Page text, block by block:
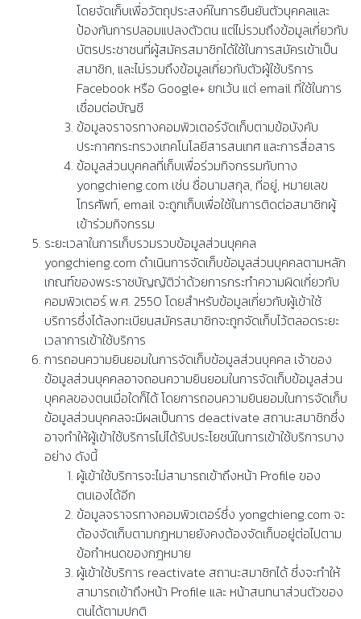
โดยจัดเก็บเพื่อวัตถุประสงค์ในการยืนยันตัวบุคคลและ
ป้องกันการปลอมแปลงตัวตน แต่ไม่รวมถึงข้อมูลเกี่ยวกับ
บัตรประชาชนที่ผู้สมัครสมาชิกได้ใช้ในการสมัครเข้าเป็น
สมาชิก, และไม่รวมถึงข้อมูลเกี่ยวกับตัวผู้ใช้บริการ
Facebook หรือ Google+ ยกเว้น แต่ email ที่ใช้ในการ
เชื่อมต่อบัญชี
ข้อมูลจราจรทางคอมพิวเตอร์จัดเก็บตามข้อบังคับ
ประกาศกระทรวงเทคโนโลยีสารสนเทศ และการสื่อสาร
ข้อมูลส่วนบุคคลที่เก็บเพื่อร่วมกิจกรรมกับทาง
yongchieng.com เช่น ชื่อนามสกุล, ที่อยู่, หมายเลข
โทรศัพท์, email จะถูกเก็บเพื่อใช้ในการติดต่อสมาชิกผู้
เข้าร่วมกิจกรรม
ระยะเวลาในการเก็บรวมรวบข้อมูลส่วนบุคคล
yongchieng.com ดำเนินการจัดเก็บข้อมูลส่วนบุคคลตามหลัก
เกณฑ์ของพระราชบัญญัติว่าด้วยการกระทำความผิดเกี่ยวกับ
คอมพิวเตอร์ พ.ศ. 2550 โดยสำหรับข้อมูลเกี่ยวกับผู้เข้าใช้
บริการซึ่งได้ลงทะเบียนสมัครสมาชิกจะถูกจัดเก็บไว้ตลอดระยะ
เวลาการเข้าใช้บริการ
การถอนความยินยอมในการจัดเก็บข้อมูลส่วนบุคคล เจ้าของ
ข้อมูลส่วนบุคคลอาจถอนความยินยอมในการจัดเก็บข้อมูลส่วน
บุคคลของตนเมื่อใดก็ได้ โดยการถอนความยินยอมในการจัดเก็บ
ข้อมูลส่วนบุคคลจะมีผลเป็นการ deactivate สถานะสมาชิกซึ่ง
อาจทำให้ผู้เข้าใช้บริการไม่ได้รับประโยชน์ในการเข้าใช้บริการบาง
อย่าง ดังนี้
ผู้เข้าใช้บริการจะไม่สามารถเข้าถึงหน้า Profile ของ
ตนเองได้อีก
ข้อมูลจราจรทางคอมพิวเตอร์ซึ่ง yongchieng.com จะ
ต้องจัดเก็บตามกฎหมายยังคงต้องจัดเก็บอยู่ต่อไปตาม
ข้อกำหนดของกฎหมาย
ผู้เข้าใช้บริการ reactivate สถานะสมาชิกได้ ซึ่งจะทำให้
สามารถเข้าถึงหน้า Profile และ หน้าสนทนาส่วนตัวของ
ตนได้ตามปกติ